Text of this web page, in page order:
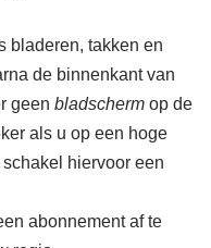
bladeren, takken en
de binnenkant van
geen bladscherm op de
als u op een hoge
hiervoor een
abonnement af te